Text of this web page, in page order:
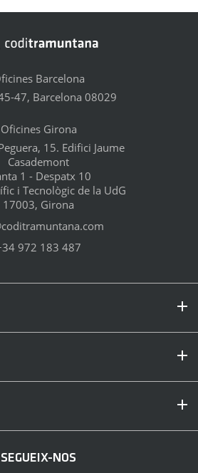
Barcelona
47, Barcelona 08029
Oficines Girona
15. Edifici Jaume
Casademont
1 - Despatx 10
i Tecnològic de la UdG
17003, Girona
972 183 487
SEGUEIX-NOS